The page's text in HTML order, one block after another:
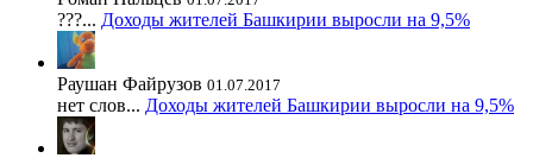
???... Доходы жителей Башкирии выросли на 9,5%
Раушан Файрузов 01.07.2017
нет слов... Доходы жителей Башкирии выросли на 9,5%